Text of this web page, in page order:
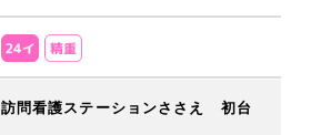
訪問看護ステーションささえ 初台